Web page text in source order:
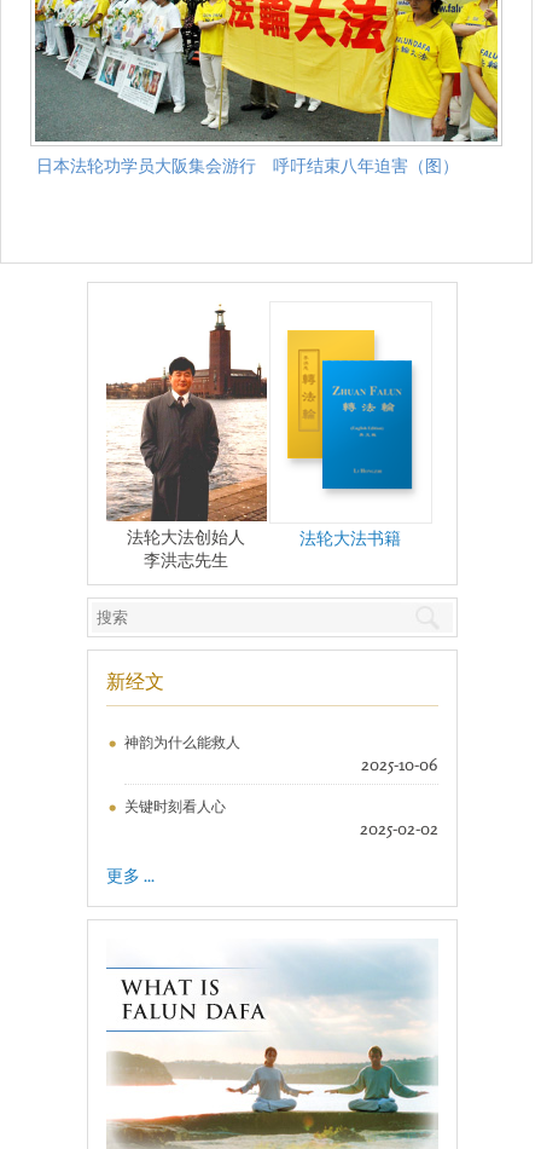
日本法轮功学员大阪集会游行 呼吁结束八年迫害（图）
法轮大法创始人
李洪志先生
法轮大法书籍
新经文
神韵为什么能救人
2025-10-06
关键时刻看人心
2025-02-02
更多 ...